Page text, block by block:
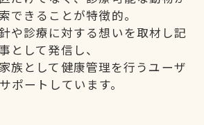
できることが特徴的。
や診療に対する想いを取材し記
事として発信し、
族として健康管理を行うユーザ
ポートしています。